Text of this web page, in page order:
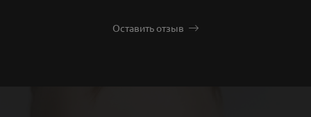
Оставить отзыв